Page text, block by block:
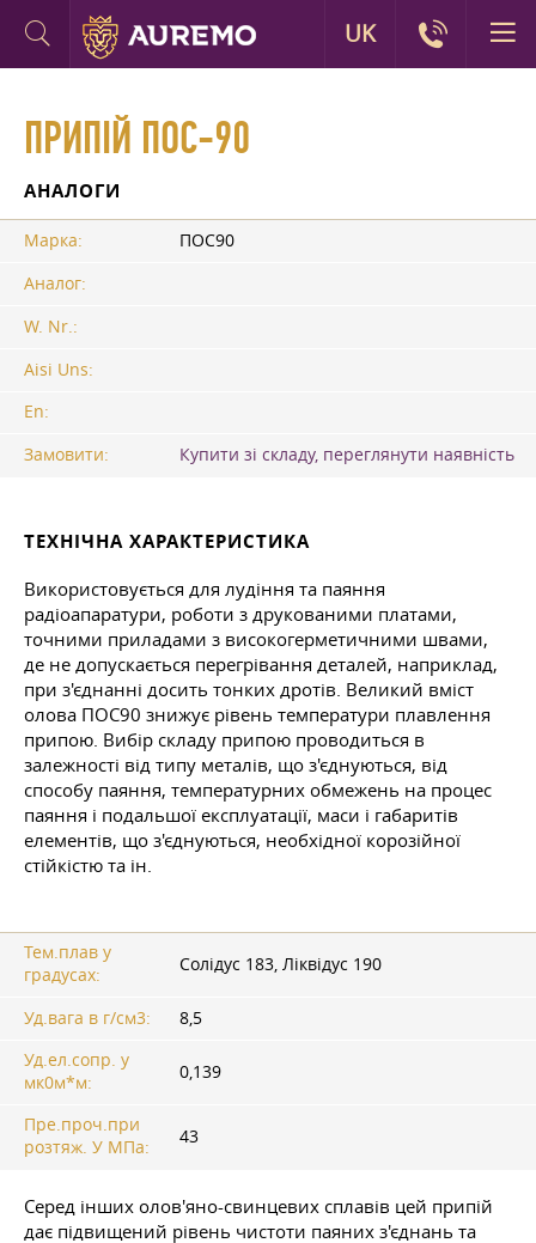
ПРИПІЙ ПОС-90
АНАЛОГИ
Марка:
ПОС90
Аналог:
W. Nr.:
Aisi Uns:
En:
Замовити:
Купити зі складу, переглянути наявність
ТЕХНІЧНА ХАРАКТЕРИСТИКА
Використовується для лудіння та паяння
радіоапаратури, роботи з друкованими платами,
точними приладами з високогерметичними швами,
де не допускається перегрівання деталей, наприклад,
при з'єднанні досить тонких дротів. Великий вміст
олова ПОС90 знижує рівень температури плавлення
припою. Вибір складу припою проводиться в
залежності від типу металів, що з'єднуються, від
способу паяння, температурних обмежень на процес
паяння і подальшої експлуатації, маси і габаритів
елементів, що з'єднуються, необхідної корозійної
стійкістю та ін.
Тем.плав у
градусах:
Солідус 183, Ліквідус 190
Уд.вага в г/см3:
8,5
Уд.ел.сопр. у
мк0м*м:
0,139
Пре.проч.при
розтяж. У МПа:
43
Серед інших олов'яно-свинцевих сплавів цей припій
дає підвищений рівень чистоти паяних з'єднань та
UK